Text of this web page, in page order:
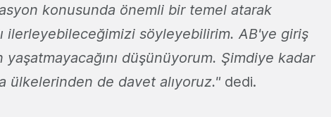
konusunda önemli bir temel atarak
ilerleyebileceğimizi söyleyebilirim. AB'ye giriş
düşünüyorum. Şimdiye kadar
ülkelerinden de davet alıyoruz." dedi.